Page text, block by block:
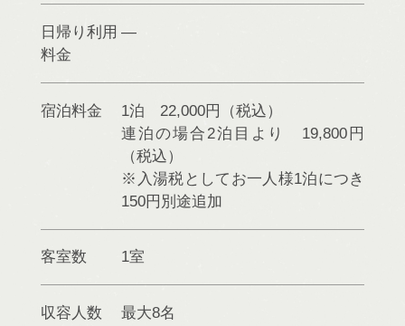
日帰り利用
料金
宿泊料金
1泊 22,000円（税込）
連泊の場合2泊目より 19,800円
（税込）
※入湯税としてお一人様1泊につき
150円別途追加
客室数 1室
収容人数 最大8名